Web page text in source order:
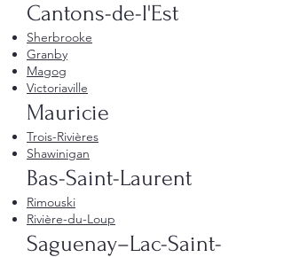
Cantons-de-l'Est
Sherbrooke
Granby
Magog
Victoriaville
Mauricie
Trois-Rivières
Shawinigan
Bas-Saint-Laurent
Rimouski
Rivière-du-Loup
Saguenay–Lac-Saint-